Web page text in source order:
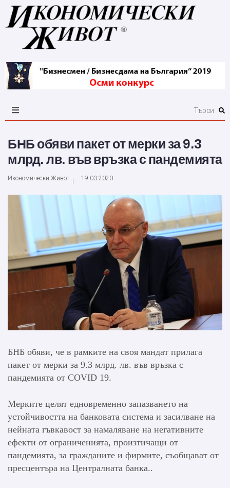
БНБ обяви пакет от мерки за 9.3
млрд. лв. във връзка с пандемията
Икономически Живот 19.03.2020
БНБ обяви, че в рамките на своя мандат прилага
пакет от мерки за 9.3 млрд. лв. във връзка с
пандемията от COVID 19.
Мерките целят едновременно запазването на
устойчивостта на банковата система и засилване на
нейната гъвкавост за намаляване на негативните
ефекти от ограниченията, произтичащи от
пандемията, за гражданите и фирмите, съобщават от
пресцентъра на Централната банка..